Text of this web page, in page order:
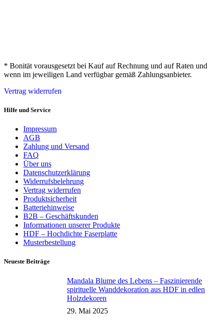
* Bonität vorausgesetzt bei Kauf auf Rechnung und auf Raten und
wenn im jeweiligen Land verfügbar gemäß Zahlungsanbieter.
Vertrag widerrufen
Hilfe und Service
Impressum
AGB
Zahlung und Versand
FAQ
Über uns
Datenschutzerklärung
Widerrufsbelehrung
Vertrag widerrufen
Produktsicherheit
Batteriehinweise
B2B – Geschäftskunden
Informationen unserer Produkte
HDF – Hochdichte Faserplatte
Musterbestellung
Neueste Beiträge
Mandala Blume des Lebens – Faszinierende
spirituelle Wanddekoration aus HDF in edlen
Holzdekoren
29. Mai 2025